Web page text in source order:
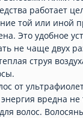
работает
той или иной
Это удобное
не чаще двух
струя
от
вредна не
волос.